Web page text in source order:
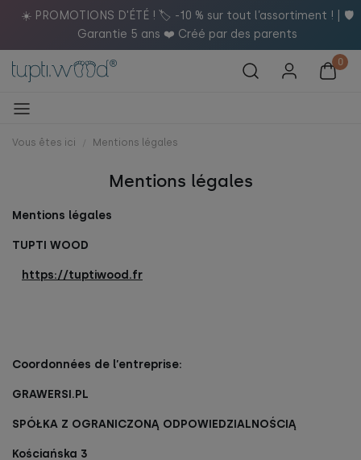
☀️ PROMOTIONS D'ÉTÉ ! 🏷️ -10 % sur tout l’assortiment ! | 🛡️
Garantie 5 ans ❤️ Créé par des parents
Vous êtes ici Mentions légales
Mentions légales
Mentions légales
TUPTI WOOD
https://tuptiwood.fr
Coordonnées de l’entreprise:
GRAWERSI.PL
SPÓŁKA Z OGRANICZONĄ ODPOWIEDZIALNOŚCIĄ
Kościańska 3